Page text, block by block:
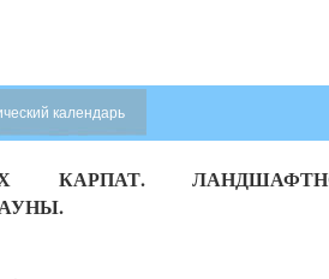
календарь
КАРПАТ. ЛАНДШАФТНО-